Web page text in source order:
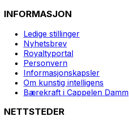
INFORMASJON
Ledige stillinger
Nyhetsbrev
Royaltyportal
Personvern
Informasjonskapsler
Om kunstig intelligens
Bærekraft i Cappelen Damm
NETTSTEDER